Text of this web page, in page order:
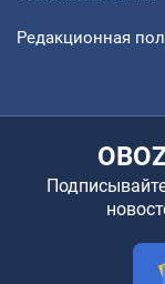
Редакционная